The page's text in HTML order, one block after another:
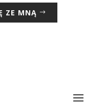
ZE MNĄ